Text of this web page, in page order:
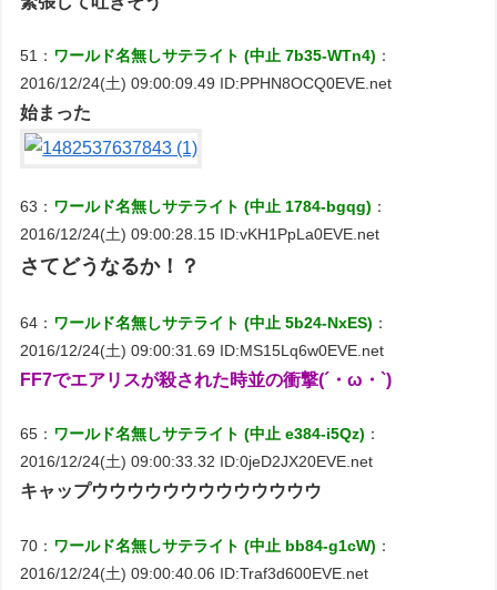
51： ワールド名無しサテライト (中止 7b35-WTn4) ：
2016/12/24(土) 09:00:09.49 ID:PPHN8OCQ0EVE.net
始まった
63： ワールド名無しサテライト (中止 1784-bgqg) ：
2016/12/24(土) 09:00:28.15 ID:vKH1PpLa0EVE.net
さてどうなるか！？
64： ワールド名無しサテライト (中止 5b24-NxES) ：
2016/12/24(土) 09:00:31.69 ID:MS15Lq6w0EVE.net
FF7でエアリスが殺された時並の衝撃(´・ω・`)
65： ワールド名無しサテライト (中止 e384-i5Qz) ：
2016/12/24(土) 09:00:33.32 ID:0jeD2JX20EVE.net
キャップウウウウウウウウウウウウウ
70： ワールド名無しサテライト (中止 bb84-g1cW) ：
2016/12/24(土) 09:00:40.06 ID:Traf3d600EVE.net